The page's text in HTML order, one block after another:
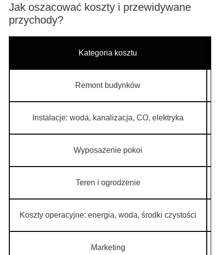
Jak oszacować koszty i przewidywane
przychody?
Kategoria kosztu
Remont budynków
Instalacje: woda, kanalizacja, CO, elektryka
Wyposażenie pokoi
Teren i ogrodzenie
Koszty operacyjne: energia, woda, środki czystości
Marketing